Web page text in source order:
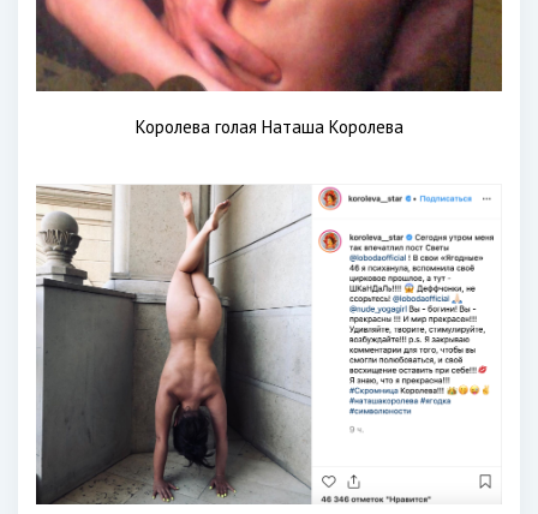
Королева голая Наташа Королева